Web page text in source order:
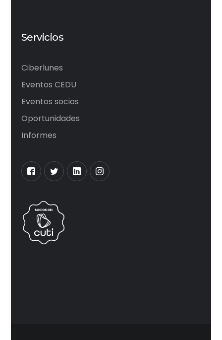
Servicios
Ciberlunes
Eventos CEDU
Eventos socios
Oportunidades
Informes